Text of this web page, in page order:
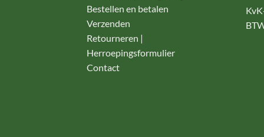
Bestellen en betalen
Verzenden
Retourneren |
Herroepingsformulier
Contact